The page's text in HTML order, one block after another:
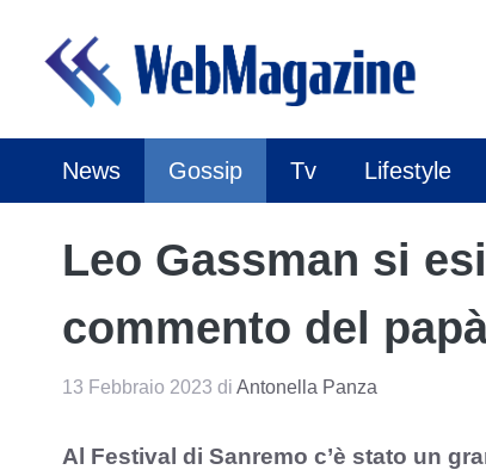
contenuto
News Gossip Tv Lifestyle
Leo Gassman si
commento del
13 Febbraio 2023 di Antonella Panza
Al Festival di Sanremo c’è stato un